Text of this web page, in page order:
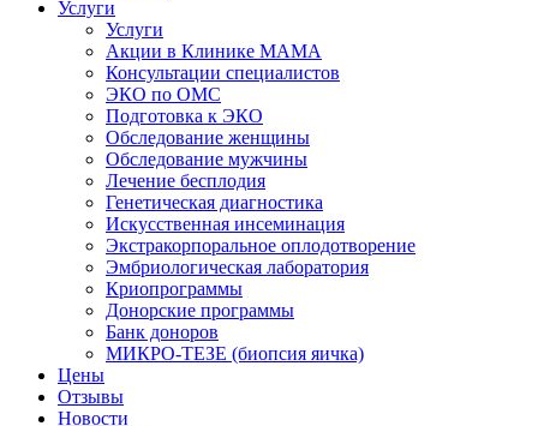
Услуги
Услуги
Акции в Клинике МАМА
Консультации специалистов
ЭКО по ОМС
Подготовка к ЭКО
Обследование женщины
Обследование мужчины
Лечение бесплодия
Генетическая диагностика
Искусственная инсеминация
Экстракорпоральное оплодотворение
Эмбриологическая лаборатория
Криопрограммы
Донорские программы
Банк доноров
МИКРО-ТЕЗЕ (биопсия яичка)
Цены
Отзывы
Новости